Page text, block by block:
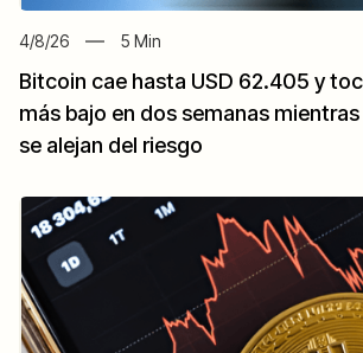
4/8/26 5 Min
Bitcoin cae hasta USD 62.405 y
más bajo en dos semanas
se alejan del riesgo